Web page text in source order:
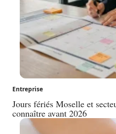
Entreprise
Jours fériés Moselle et
connaître avant 2026